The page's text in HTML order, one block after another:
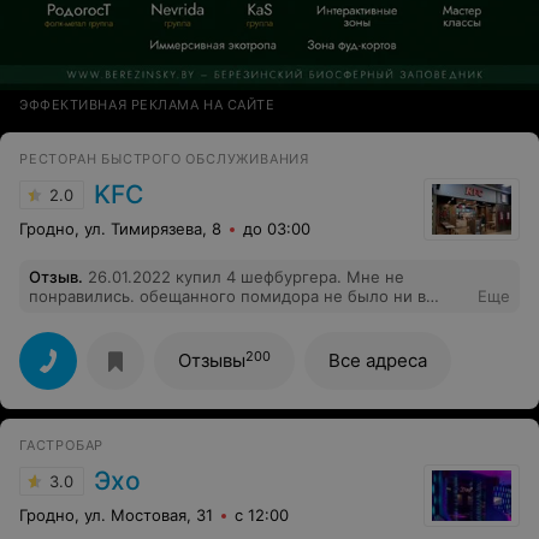
ЭФФЕКТИВНАЯ РЕКЛАМА НА САЙТЕ
РЕСТОРАН БЫСТРОГО ОБСЛУЖИВАНИЯ
2.0 KFC
Гродно, ул. Тимирязева, 8 до 03:00
Отзыв. 26.01.2022 купил 4 шефбургера. Мне не
понравились. обещанного помидора не было ни в
Еще
Отзывы200 Все адреса
ГАСТРОБАР
3.0 Эхо
Гродно, ул. Мостовая, 31 с 12:00